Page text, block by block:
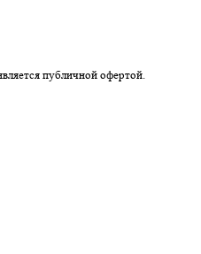
публичной офертой.